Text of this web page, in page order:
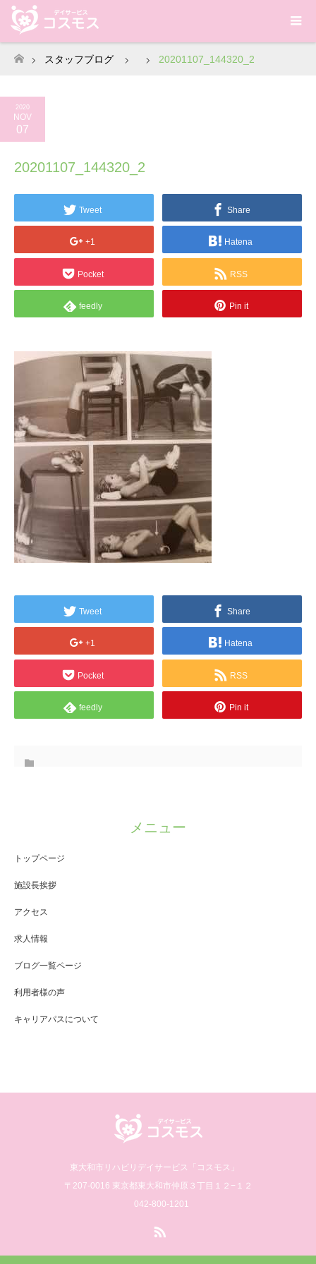
ホーム
スタッフブログ 20201107_144320_2
2020
NOV
07
20201107_144320_2
Tweet Share
+1 Hatena
Pocket RSS
feedly Pin it
Tweet Share
+1 Hatena
Pocket RSS
feedly Pin it
メニュー
トップページ
施設長挨拶
アクセス
求人情報
ブログ一覧ページ
利用者様の声
キャリアパスについて
東大和市リハビリデイサービス「コスモス」
〒207-0016 東京都東大和市仲原３丁目１２−１２
042-800-1201